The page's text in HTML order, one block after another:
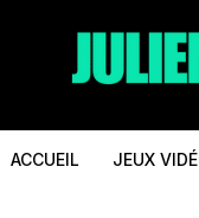
ACCUEIL JEUX